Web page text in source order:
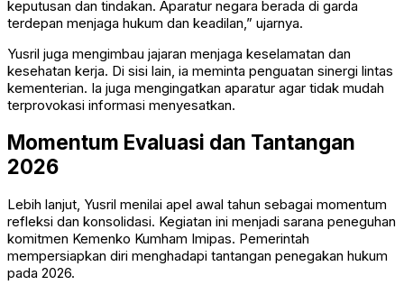
keputusan dan tindakan. Aparatur negara berada di garda
terdepan menjaga hukum dan keadilan,” ujarnya.
Yusril juga mengimbau jajaran menjaga keselamatan dan
kesehatan kerja. Di sisi lain, ia meminta penguatan sinergi lintas
kementerian. Ia juga mengingatkan aparatur agar tidak mudah
terprovokasi informasi menyesatkan.
Momentum Evaluasi dan Tantangan
2026
Lebih lanjut, Yusril menilai apel awal tahun sebagai momentum
refleksi dan konsolidasi. Kegiatan ini menjadi sarana peneguhan
komitmen Kemenko Kumham Imipas. Pemerintah
mempersiapkan diri menghadapi tantangan penegakan hukum
pada 2026.